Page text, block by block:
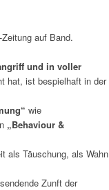
auf Band.
und in voller
hat, ist bespielhaft in der
wie
„Behaviour &
als Täuschung, als Wahn
Zunft der